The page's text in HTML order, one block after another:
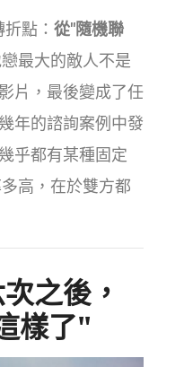
點： 從"隨機聯
最大的敵人不是
片，最後變成了任
年的諮詢案例中發
乎都有某種固定
高，在於雙方都
之後，
樣了"